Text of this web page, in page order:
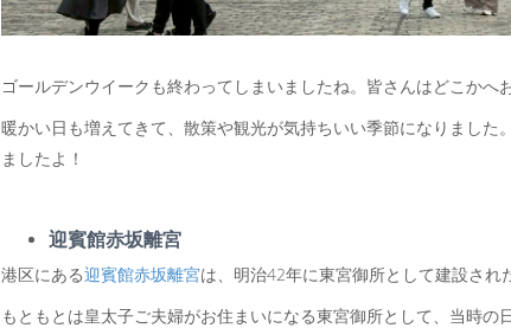
ゴールデンウイークも終わってしまいましたね。皆さんはどこかへ
暖かい日も増えてきて、散策や観光が気持ちいい季節になりました
ましたよ！
迎賓館赤坂離宮
港区にある迎賓館赤坂離宮は、明治42年に東宮御所として建設され
もともとは皇太子ご夫婦がお住まいになる東宮御所として、当時